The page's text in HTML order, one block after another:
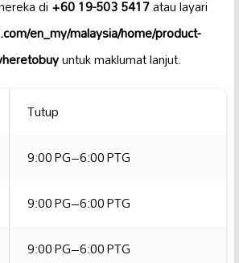
di+60 19-503 5417atau layari
en_my/malaysia/home/product-
untuk maklumat lanjut.
Tutup
9:00 PG–6:00 PTG
9:00 PG–6:00 PTG
9:00 PG–6:00 PTG